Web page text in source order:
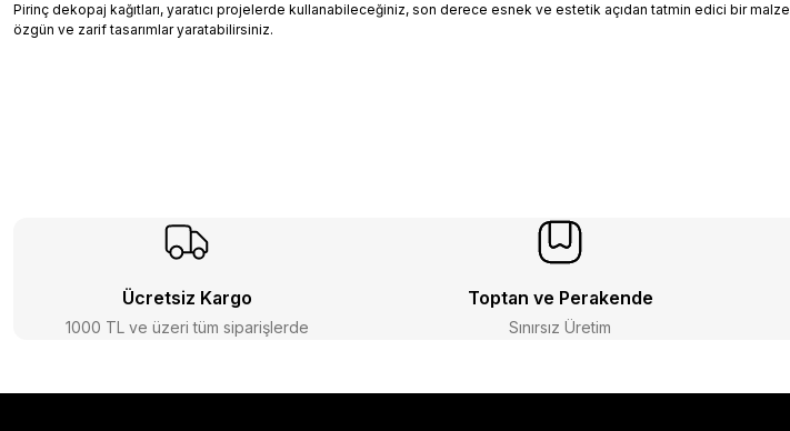
Pirinç dekopaj kağıtları, yaratıcı projelerde kullanabileceğiniz, son derece esnek ve estetik açıdan tatmin edici bir
özgün ve zarif tasarımlar yaratabilirsiniz.
Ücretsiz Kargo
1000 TL ve üzeri tüm siparişlerde
Toptan ve Perakende
Sınırsız Üretim